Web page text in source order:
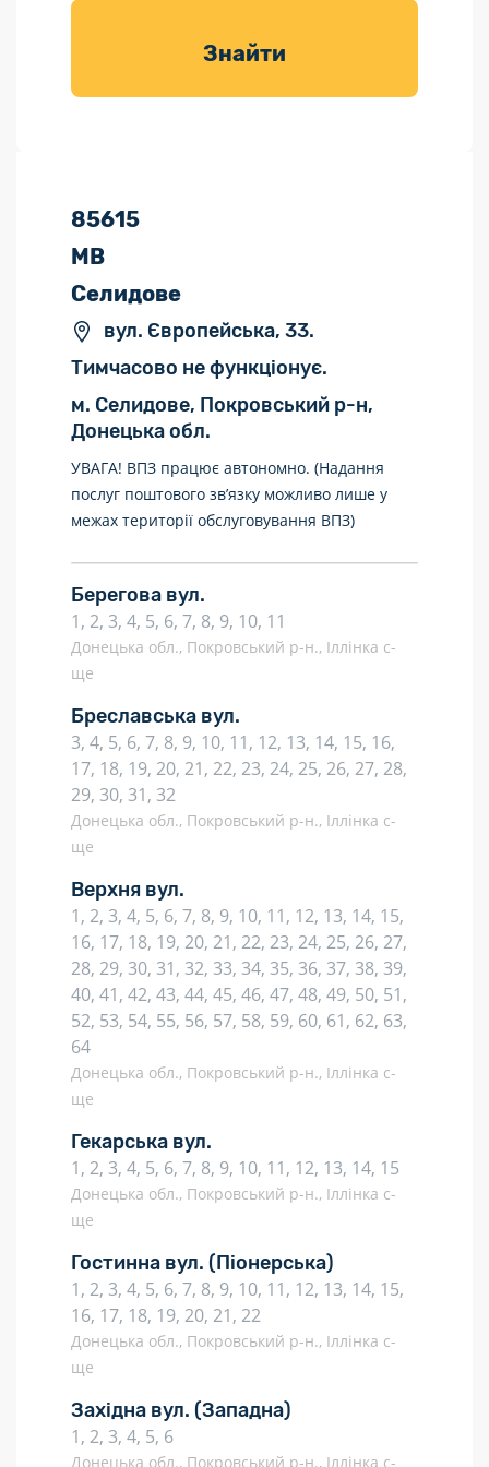
товарів для
Знайти
85615
МВ
Селидове
вул. Європейська, 33.
Тимчасово не функціонує.
м. Селидове, Покровський р-н,
Донецька обл.
УВАГА! ВПЗ працює автономно. (Надання
послуг поштового зв’язку можливо лише у
межах території обслуговування ВПЗ)
Берегова вул.
1, 2, 3, 4, 5, 6, 7, 8, 9, 10, 11
Донецька обл., Покровський р-н., Іллінка с-
ще
Бреславська вул.
3, 4, 5, 6, 7, 8, 9, 10, 11, 12, 13, 14, 15, 16,
17, 18, 19, 20, 21, 22, 23, 24, 25, 26, 27, 28,
29, 30, 31, 32
Донецька обл., Покровський р-н., Іллінка с-
ще
Верхня вул.
1, 2, 3, 4, 5, 6, 7, 8, 9, 10, 11, 12, 13, 14, 15,
16, 17, 18, 19, 20, 21, 22, 23, 24, 25, 26, 27,
28, 29, 30, 31, 32, 33, 34, 35, 36, 37, 38, 39,
40, 41, 42, 43, 44, 45, 46, 47, 48, 49, 50, 51,
52, 53, 54, 55, 56, 57, 58, 59, 60, 61, 62, 63,
64
Донецька обл., Покровський р-н., Іллінка с-
ще
Гекарська вул.
1, 2, 3, 4, 5, 6, 7, 8, 9, 10, 11, 12, 13, 14, 15
Донецька обл., Покровський р-н., Іллінка с-
ще
Гостинна вул. (Піонерська)
1, 2, 3, 4, 5, 6, 7, 8, 9, 10, 11, 12, 13, 14, 15,
16, 17, 18, 19, 20, 21, 22
Донецька обл., Покровський р-н., Іллінка с-
ще
Західна вул. (Западна)
1, 2, 3, 4, 5, 6
Донецька обл., Покровський р-н., Іллінка с-